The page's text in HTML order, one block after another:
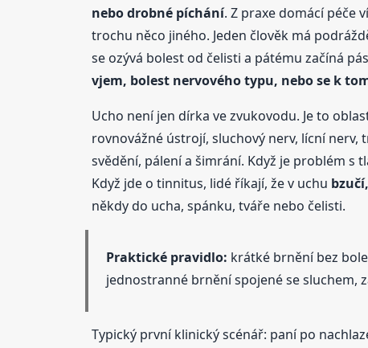
nebo drobné píchání. Z praxe domácí péče
trochu něco jiného. Jeden člověk má
se ozývá bolest od čelisti a pátému začíná
vjem, bolest nervového typu, nebo se k
Ucho není jen dírka ve zvukovodu. Je to
rovnovážné ústrojí, sluchový nerv, lícní nerv,
svědění, pálení a šimrání. Když je problém s
Když jde o tinnitus, lidé říkají, že v uchu
někdy do ucha, spánku, tváře nebo čelisti.
Praktické pravidlo: krátké brnění bez
jednostranné brnění spojené se sluchem,
Typický první klinický scénář: paní po